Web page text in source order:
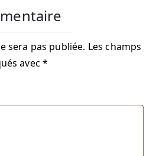
sera pas publiée. Les champs
avec*